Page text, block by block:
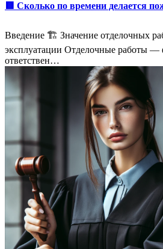
🟥 Сколько по времени делается
Введение 🏗️ Значение отделочных
эксплуатации Отделочные работы —
ответствен…